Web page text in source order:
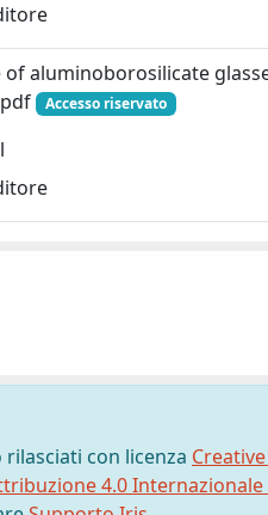
aluminoborosilicate
Accesso riservato
con licenza
4.0 Internazionale